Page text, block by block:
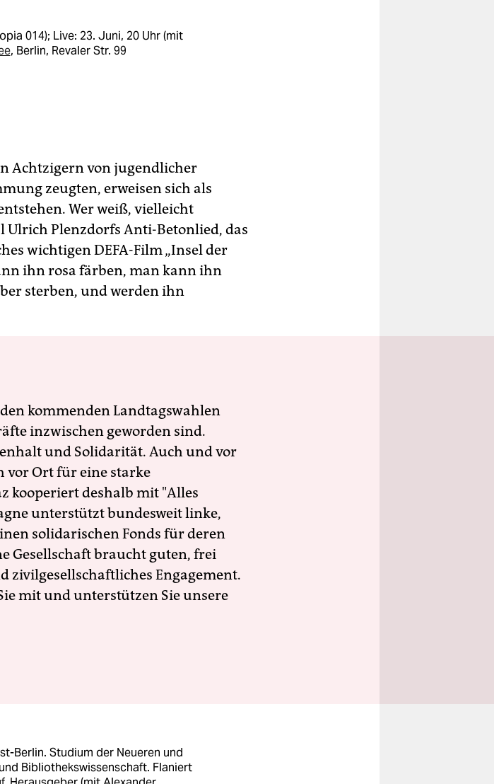
014); Live: 23. Juni, 20 Uhr (mit
, Berlin, Revaler Str. 99
Achtzigern von jugendlicher
zeugten, erweisen sich als
Wer weiß, vielleicht
Ulrich Plenzdorfs Anti-Betonlied, das
wichtigen DEFA-Film „Insel der
ihn rosa färben, man kann ihn
sterben, und werden ihn
kommenden Landtagswahlen
inzwischen geworden sind.
und Solidarität. Auch und vor
vor Ort für eine starke
kooperiert deshalb mit "Alles
unterstützt bundesweit linke,
solidarischen Fonds für deren
Gesellschaft braucht guten, frei
zivilgesellschaftliches Engagement.
mit und unterstützen Sie unsere
Berlin. Studium der Neueren und
Bibliothekswissenschaft. Flaniert